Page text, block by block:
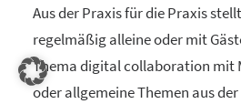
Aus der Praxis für die Praxis
regelmäßig alleine oder mit
Thema digital collaboration mit
oder allgemeine Themen aus